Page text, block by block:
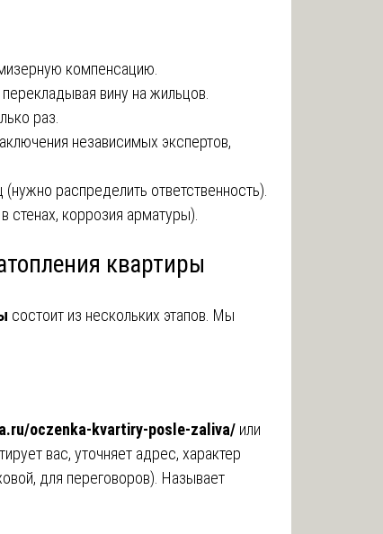
компенсацию.
вину на жильцов.
раз.
независимых экспертов,
распределить ответственность).
коррозия арматуры).
квартиры
состоит из нескольких этапов. Мы
oczenka-kvartiry-posle-zaliva/ или
вас, уточняет адрес, характер
для переговоров). Называет